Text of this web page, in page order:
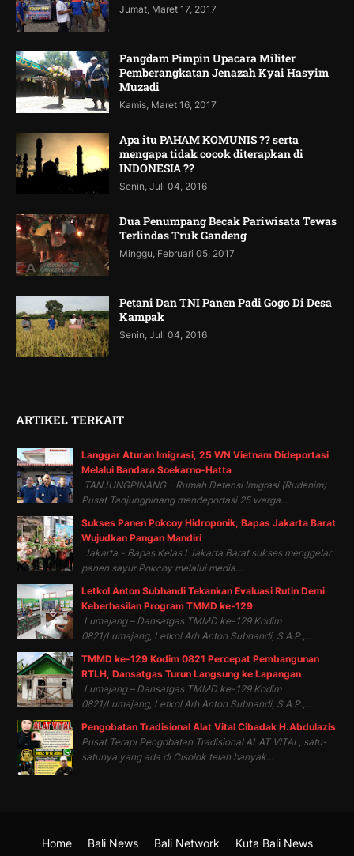
Jumat, Maret 17, 2017
Pangdam Pimpin Upacara Militer
Pemberangkatan Jenazah Kyai Hasyim
Muzadi
Kamis, Maret 16, 2017
Apa itu PAHAM KOMUNIS ?? serta
mengapa tidak cocok diterapkan di
INDONESIA ??
Senin, Juli 04, 2016
Dua Penumpang Becak Pariwisata Tewas
Terlindas Truk Gandeng
Minggu, Februari 05, 2017
Petani Dan TNI Panen Padi Gogo Di Desa
Kampak
Senin, Juli 04, 2016
ARTIKEL TERKAIT
Langgar Aturan Imigrasi, 25 WN Vietnam Dideportasi
Melalui Bandara Soekarno-Hatta
TANJUNGPINANG - Rumah Detensi Imigrasi (Rudenim)
Pusat Tanjungpinang mendeportasi 25 warga...
Sukses Panen Pokcoy Hidroponik, Bapas Jakarta Barat
Wujudkan Pangan Mandiri
Jakarta - Bapas Kelas I Jakarta Barat sukses menggelar
panen sayur Pokcoy melalui media...
Letkol Anton Subhandi Tekankan Evaluasi Rutin Demi
Keberhasilan Program TMMD ke-129
Lumajang – Dansatgas TMMD ke-129 Kodim
0821/Lumajang, Letkol Arh Anton Subhandi, S.A.P.,...
TMMD ke-129 Kodim 0821 Percepat Pembangunan
RTLH, Dansatgas Turun Langsung ke Lapangan
Lumajang – Dansatgas TMMD ke-129 Kodim
0821/Lumajang, Letkol Arh Anton Subhandi, S.A.P.,...
Pengobatan Tradisional Alat Vital Cibadak H.Abdulazis
Pusat Terapi Pengobatan Tradisional ALAT VITAL, satu-
satunya yang ada di Cisolok telah banyak...
Home Bali News Bali Network Kuta Bali News